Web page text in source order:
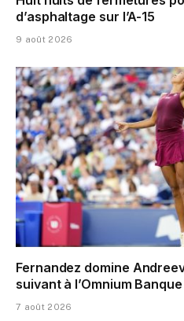
d’asphaltage sur l’A-15
9 août 2026
Fernandez domine
suivant à l’Omnium
7 août 2026